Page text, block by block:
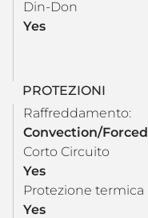
Din-Don
Yes
PROTEZIONI
Raffreddamento:
Convection/Forced
Corto Circuito
Yes
Protezione termica
Yes